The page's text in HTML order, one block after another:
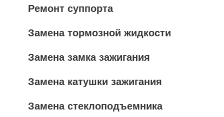
Ремонт суппорта
Замена тормозной жидкости
Замена замка зажигания
Замена катушки зажигания
Замена стеклоподъемника